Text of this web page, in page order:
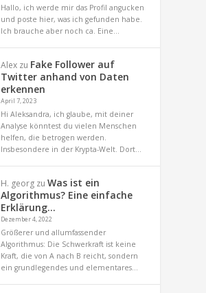
Hallo, ich werde mir das Profil angucken
und poste hier, was ich gefunden habe.
Ich brauche aber noch ca. Eine…
Alex zu Fake Follower auf
Twitter anhand von Daten
erkennen
April 7, 2023
Hi Aleksandra, ich glaube, mit deiner
Analyse könntest du vielen Menschen
helfen, die betrogen werden.
Insbesondere in der Krypta-Welt. Dort…
H. georg zuWas ist ein
Algorithmus? Eine einfache
Erklärung…
Dezember 4, 2022
Größerer und allumfassender
Algorithmus: Die Schwerkraft ist keine
Kraft, die von A nach B reicht, sondern
ein grundlegendes und elementares…